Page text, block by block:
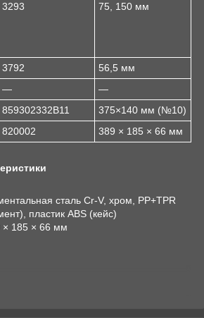
3293 75, 150 мм
3792
56,5 мм
—
—
859302332B11
375×140 мм (№10)
820002 389 × 185 × 66 мм
сталь Cr-V, хром, PP+TPR
пластик ABS (кейс)
× 185 × 66 мм